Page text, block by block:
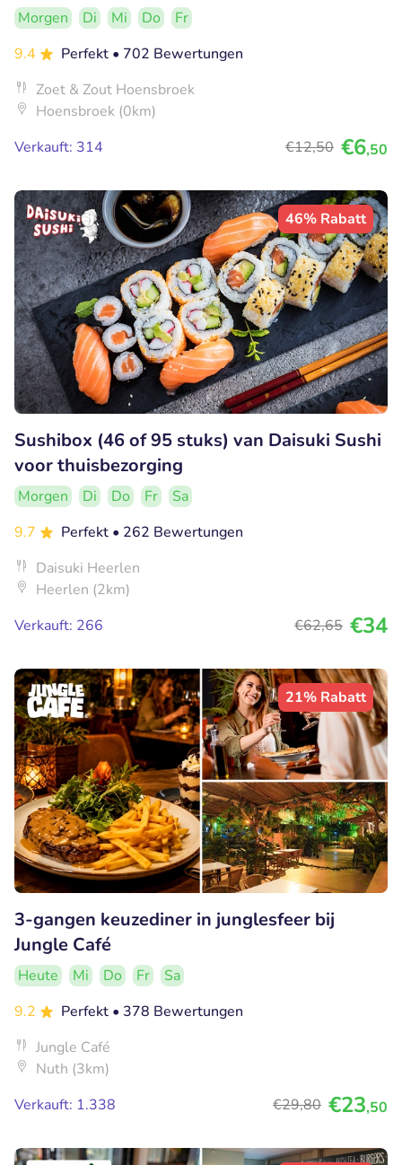
Morgen Di Mi Do
Fr
9.4
Perfekt • 702 Bewertungen
Zoet & Zout Hoensbroek
Hoensbroek (0km)
Verkauft: 314
€12,50 €6,50
46% Rabatt
Sushibox (46 of 95 stuks) van Daisuki Sushi
voor thuisbezorging
Morgen Di Do Fr
Sa
9.7
Perfekt • 262 Bewertungen
Daisuki Heerlen
Heerlen (2km)
Verkauft: 266
€62,65 €34
21% Rabatt
3-gangen keuzediner in junglesfeer bij
Jungle Café
Heute Mi Do Fr
Sa
9.2
Perfekt • 378 Bewertungen
Jungle Café
Nuth (3km)
Verkauft: 1.338
€29,80 €23,50